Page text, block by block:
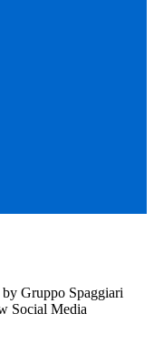
Gruppo Spaggiari
Social Media